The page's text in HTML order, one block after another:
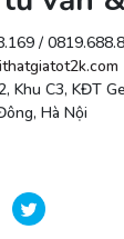
/
Khu C3, KĐT
Hà Nội